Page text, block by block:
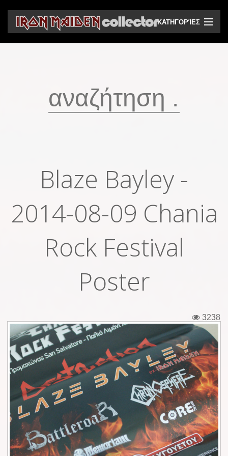
ΚΑΤΗΓΟΡΊΕΣ
CD
Βίντεο bootlegs
Περιοδικά
Καρφίτσες
Καρτ ποστάλ
Πένες
Αυτοκόλλητα
Τηλεκάρτες
Αφίσες
Blaze Bayley -
2014-08-09 Chania
Rock Festival
Poster
3238